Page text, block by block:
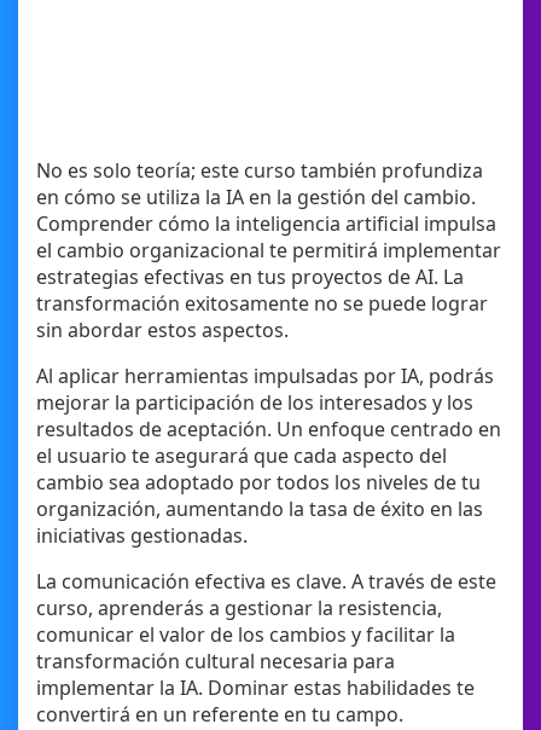
No es solo teoría; este curso también profundiza
en cómo se utiliza la IA en la gestión del cambio.
Comprender cómo la inteligencia artificial impulsa
el cambio organizacional te permitirá implementar
estrategias efectivas en tus proyectos de AI. La
transformación exitosamente no se puede lograr
sin abordar estos aspectos.
Al aplicar herramientas impulsadas por IA, podrás
mejorar la participación de los interesados y los
resultados de aceptación. Un enfoque centrado en
el usuario te asegurará que cada aspecto del
cambio sea adoptado por todos los niveles de tu
organización, aumentando la tasa de éxito en las
iniciativas gestionadas.
La comunicación efectiva es clave. A través de este
curso, aprenderás a gestionar la resistencia,
comunicar el valor de los cambios y facilitar la
transformación cultural necesaria para
implementar la IA. Dominar estas habilidades te
convertirá en un referente en tu campo.